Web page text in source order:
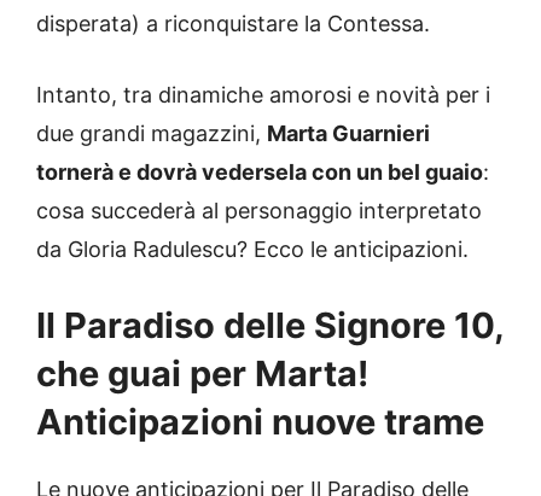
disperata) a riconquistare la Contessa.
Intanto, tra dinamiche amorosi e novità per i
due grandi magazzini, Marta Guarnieri
tornerà e dovrà vedersela con un bel guaio:
cosa succederà al personaggio interpretato
da Gloria Radulescu? Ecco le anticipazioni.
Il Paradiso delle Signore 10,
che guai per Marta!
Anticipazioni nuove trame
Le nuove anticipazioni per Il Paradiso delle